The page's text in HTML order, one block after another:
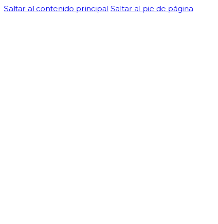
Saltar al contenido principal Saltar al pie de página